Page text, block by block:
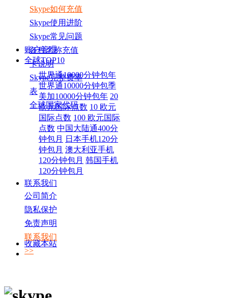
Skype如何充值
Skype使用进阶
Skype常见问题
各种名称充值
卡说明
Skype完整费率
表
全球国家代码
账户管理
全球TOP10
世界通10000分钟包年
世界通10000分钟包季
美加10000分钟包年 20
欧元国际点数 10 欧元
国际点数 100 欧元国际
点数 中国大陆通400分
钟包月
日本手机120分
钟包月 澳大利亚手机
120分钟包月 韩国手机
120分钟包月
联系我们
公司简介
隐私保护
免责声明
联系我们
>>
收藏本站